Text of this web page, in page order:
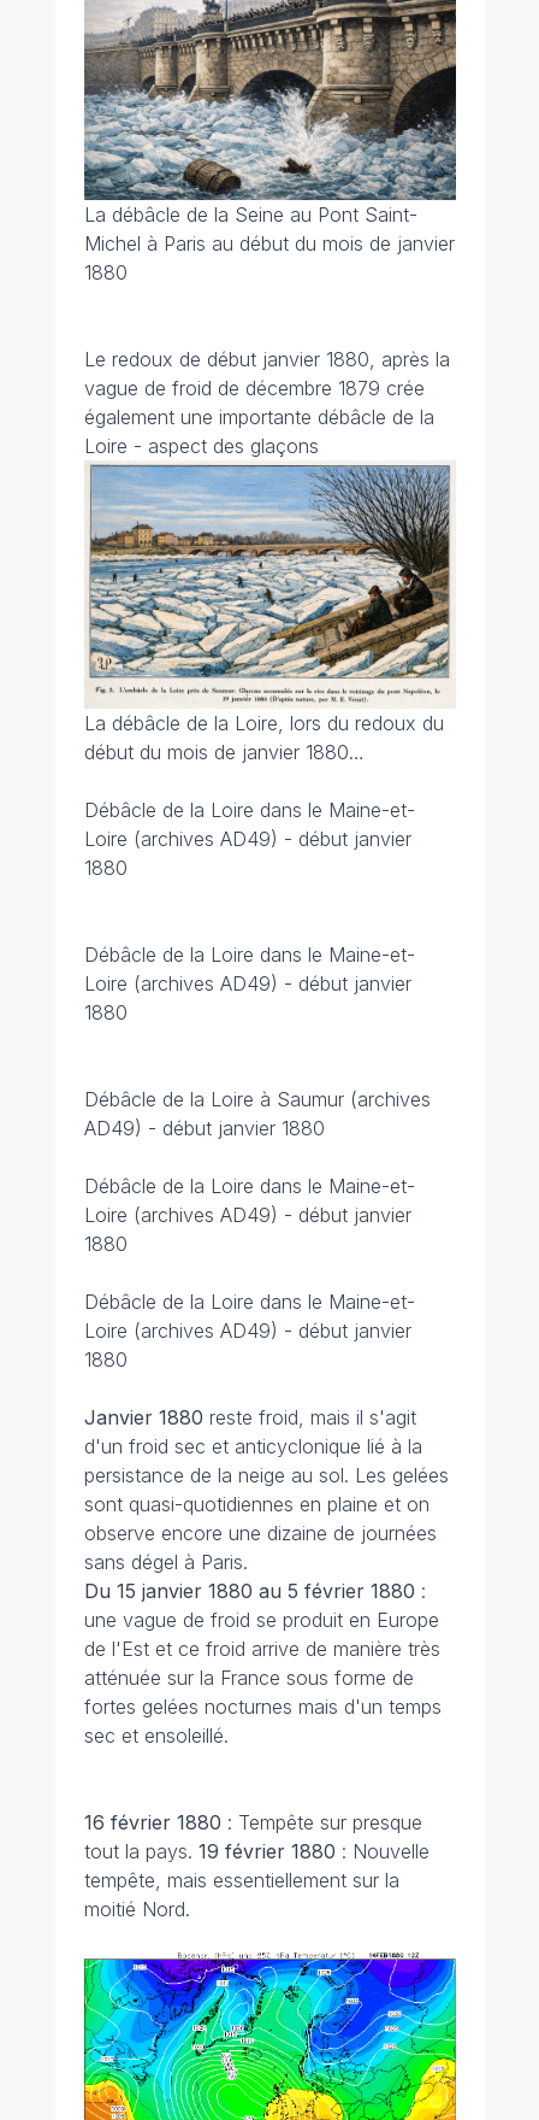
La débâcle de la Seine au Pont Saint-
Michel à Paris au début du mois de janvier
1880
Le redoux de début janvier 1880, après la
vague de froid de décembre 1879 crée
également une importante débâcle de la
Loire - aspect des glaçons
La débâcle de la Loire, lors du redoux du
début du mois de janvier 1880…
Débâcle de la Loire dans le Maine-et-
Loire (archives AD49) - début janvier
1880
Débâcle de la Loire dans le Maine-et-
Loire (archives AD49) - début janvier
1880
Débâcle de la Loire à Saumur (archives
AD49) - début janvier 1880
Débâcle de la Loire dans le Maine-et-
Loire (archives AD49) - début janvier
1880
Débâcle de la Loire dans le Maine-et-
Loire (archives AD49) - début janvier
1880
Janvier 1880 reste froid, mais il s'agit
d'un froid sec et anticyclonique lié à la
persistance de la neige au sol. Les gelées
sont quasi-quotidiennes en plaine et on
observe encore une dizaine de journées
sans dégel à Paris.
Du 15 janvier 1880 au 5 février 1880 :
une vague de froid se produit en Europe
de l'Est et ce froid arrive de manière très
atténuée sur la France sous forme de
fortes gelées nocturnes mais d'un temps
sec et ensoleillé.
16 février 1880 : Tempête sur presque
tout la pays. 19 février 1880 : Nouvelle
tempête, mais essentiellement sur la
moitié Nord.